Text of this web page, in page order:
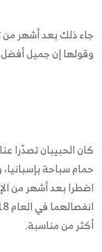
جاء ذلك بعد أشهر من
وقولها إن جميل
حمام سباحة
اضطرا بعد أشهر من
أكثر من مناسبة.